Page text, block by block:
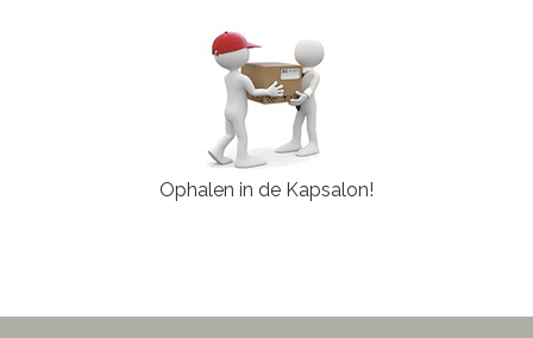
Ophalen in de Kapsalon!